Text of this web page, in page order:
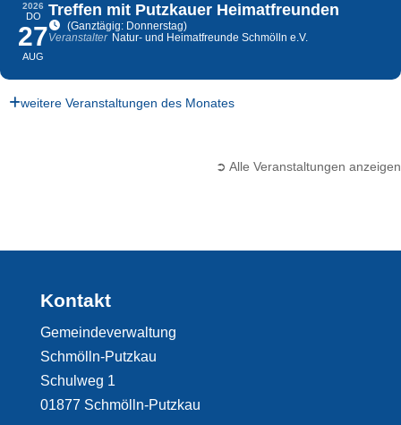
2026
DO
27
AUG
Treffen mit Putzkauer Heimatfreunden
(Ganztägig: Donnerstag)
Veranstalter Natur- und Heimatfreunde Schmölln e.V.
weitere Veranstaltungen des Monates
➲ Alle Veranstaltungen anzeigen
Kontakt
Gemeindeverwaltung
Schmölln-Putzkau
Schulweg 1
01877 Schmölln-Putzkau